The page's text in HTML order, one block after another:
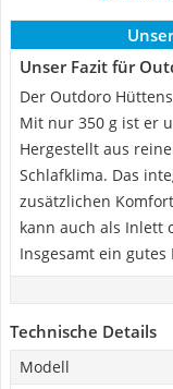
Unser Fazit für
Der Outdoro
Mit nur 350 g ist er
Hergestellt aus
Schlafklima. Das
zusätzlichen
kann auch als Inlett
Insgesamt ein gutes
Technische Details
Modell